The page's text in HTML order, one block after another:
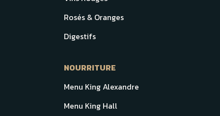
Rosés & Oranges
Digestifs
NOURRITURE
Menu King Alexandre
Menu King Hall